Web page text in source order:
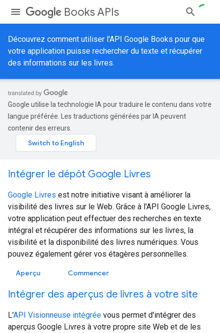
Books APIs
Découvrez comment utiliser l'API Google Books pour que
votre application puisse rechercher du texte et récupérer
des informations sur les livres.
Google utilise la technologie IA pour traduire le contenu dans votre
langue préférée. Les traductions générées par IA peuvent
contenir des erreurs.
Intégrer le dépôt Google Livres
Google Livres est notre initiative visant à améliorer la
visibilité des livres sur le Web. Grâce à l'API Google Livres,
votre application peut effectuer des recherches en texte
intégral et récupérer des informations sur les livres, la
visibilité et la disponibilité des livres numériques. Vous
pouvez également gérer vos étagères personnelles.
Aperçu Commencer
Intégrer des aperçus de livres à votre site
L'API Visionneuse intégrée vous permet d'intégrer des
aperçus Google Livres à votre propre site Web et de les